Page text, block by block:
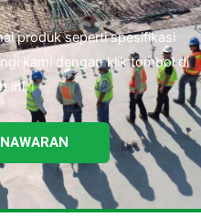
produk seperti spesifikasi
kami dengan klik tombol di
ini.